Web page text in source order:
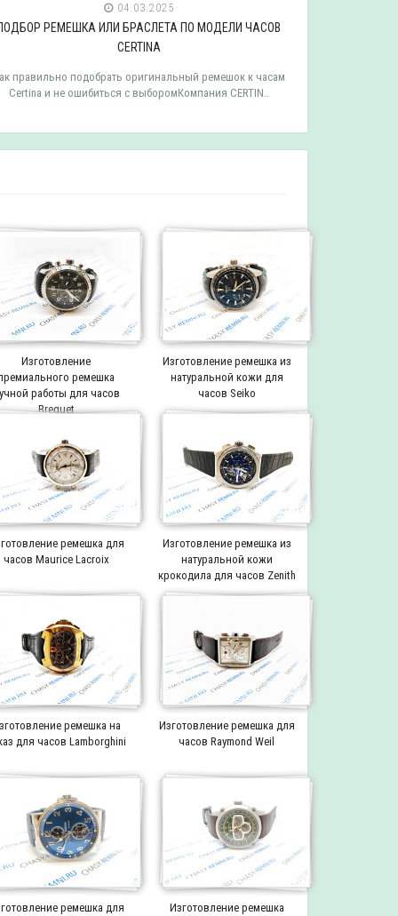
04.03.2025
РЕМЕШКА ИЛИ БРАСЛЕТА ПО МОДЕЛИ ЧАСОВ
CERTINA
правильно подобрать оригинальный ремешок к часам
Certina и не ошибиться с выборомКомпания CERTIN..
Изготовление
ремешка
работы для часов
Breguet
Изготовление ремешка из
натуральной кожи для
часов Seiko
ремешка для
часов Maurice Lacroix
Изготовление ремешка из
натуральной кожи
крокодила для часов Zenith
ремешка на
для часов Lamborghini
Изготовление ремешка для
часов Raymond Weil
ремешка для Изготовление ремешка